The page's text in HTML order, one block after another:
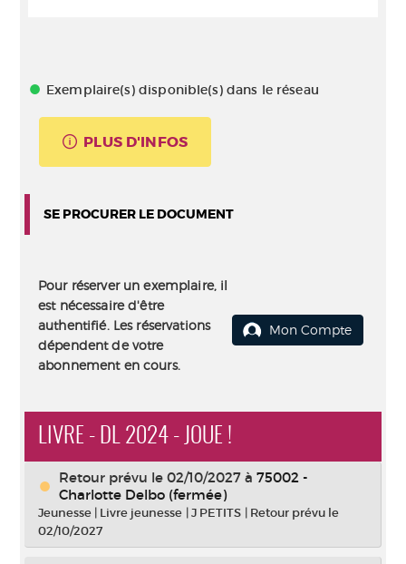
Exemplaire(s) disponible(s) dans le réseau
PLUS D'INFOS
SE PROCURER LE DOCUMENT
Pour réserver un exemplaire, il
est nécessaire d'être
authentifié. Les réservations
dépendent de votre
abonnement en cours.
Mon Compte
LIVRE - DL 2024 - JOUE !
Retour prévu le 02/10/2027 à 75002 -
Charlotte Delbo (fermée)
Jeunesse | Livre jeunesse |J PETITS | Retour prévu le
02/10/2027